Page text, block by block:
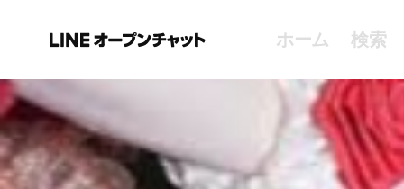
ホーム 検索